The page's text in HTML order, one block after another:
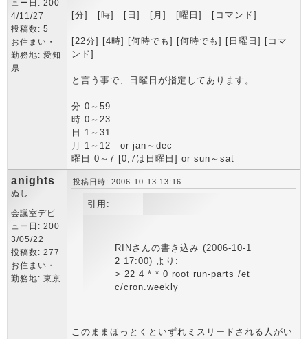
ュー日: 200
4/11/27
投稿数: 5
お住まい・
勤務地: 愛知
県
[分] [時] [日] [月] [曜日] [コマンド]
[22分] [4時] [何時でも] [何時でも] [日曜日] [コマ
ンド]
と言う事で、日曜日が指定してあります。
分 0～59
時 0～23
日 1～31
月 1～12 or jan～dec
曜日 0～7 [0,7は日曜日] or sun～sat
anights
ぬし
会議室デビ
ュー日: 200
3/05/22
投稿数: 277
お住まい・
勤務地: 東京
投稿日時: 2006-10-13 13:16
引用:
RINさんの書き込み (2006-10-1
2 17:00) より:
> 22 4 * * 0 root run-parts /et
c/cron.weekly
このままほっとくといずれミスリードされる人がい